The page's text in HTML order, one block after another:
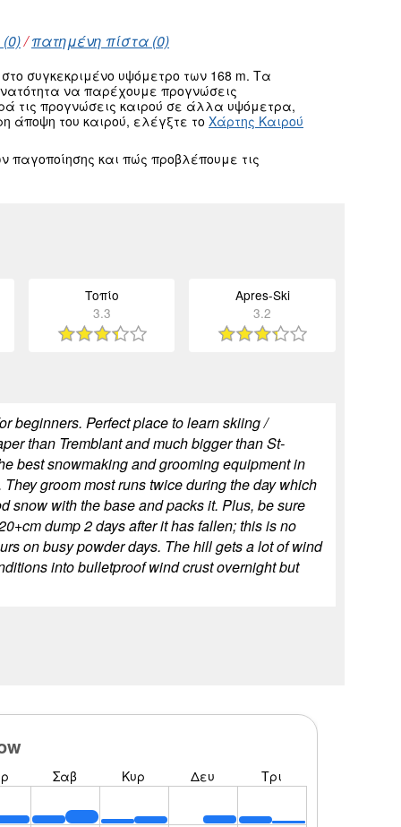
/πατημένη πίστα (0)
στο συγκεκριμένο υψόμετρο των 168 m. Τα
να παρέχουμε προγνώσεις
τις προγνώσεις καιρού σε άλλα υψόμετρα,
άποψη του καιρού, ελέγξτε το Χάρτης Καιρού
παγοποίησης και πώς προβλέπουμε τις
Τοπίο
3.3
Apres-Ski
3.2
beginners. Perfect place to learn skiing /
than Tremblant and much bigger than St-
best snowmaking and grooming equipment in
groom most runs twice during the day which
snow with the base and packs it. Plus, be sure
dump 2 days after it has fallen; this is no
on busy powder days. The hill gets a lot of wind
into bulletproof wind crust overnight but